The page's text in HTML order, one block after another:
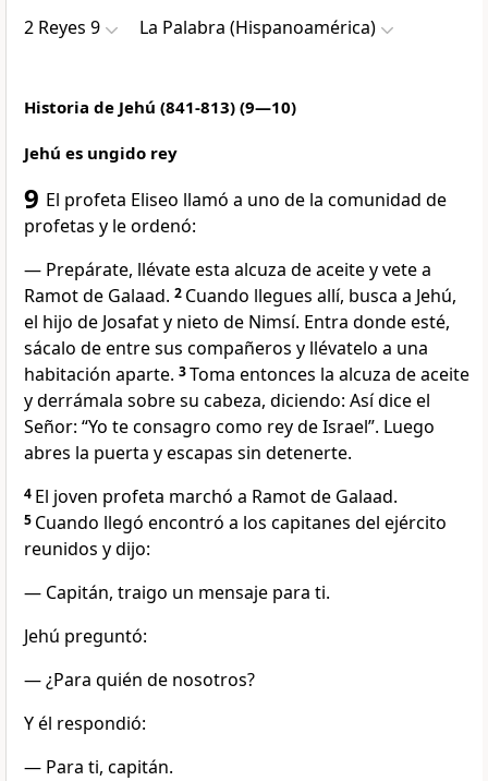
2 Reyes 9 La Palabra (Hispanoamérica)
Historia de Jehú (841-813) (9—10)
Jehú es ungido rey
9 El profeta Eliseo llamó a uno de la comunidad de
profetas y le ordenó:
— Prepárate, llévate esta alcuza de aceite y vete a
Ramot de Galaad. 2 Cuando llegues allí, busca a Jehú,
el hijo de Josafat y nieto de Nimsí. Entra donde esté,
sácalo de entre sus compañeros y llévatelo a una
habitación aparte. 3Toma entonces la alcuza de aceite
y derrámala sobre su cabeza, diciendo: Así dice el
Señor: “Yo te consagro como rey de Israel”. Luego
abres la puerta y escapas sin detenerte.
4 El joven profeta marchó a Ramot de Galaad.
5 Cuando llegó encontró a los capitanes del ejército
reunidos y dijo:
— Capitán, traigo un mensaje para ti.
Jehú preguntó:
— ¿Para quién de nosotros?
Y él respondió:
— Para ti, capitán.